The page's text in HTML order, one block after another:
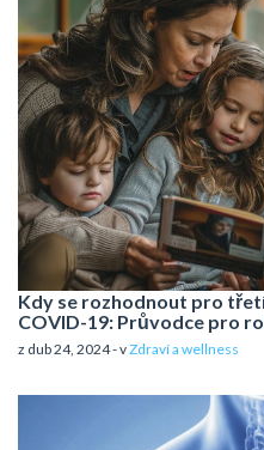
Kdy se rozhodnout pro
COVID-19: Průvodce pro
z dub 24, 2024 - vZdraví a wellness